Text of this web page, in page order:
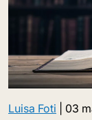
Luisa Foti 03